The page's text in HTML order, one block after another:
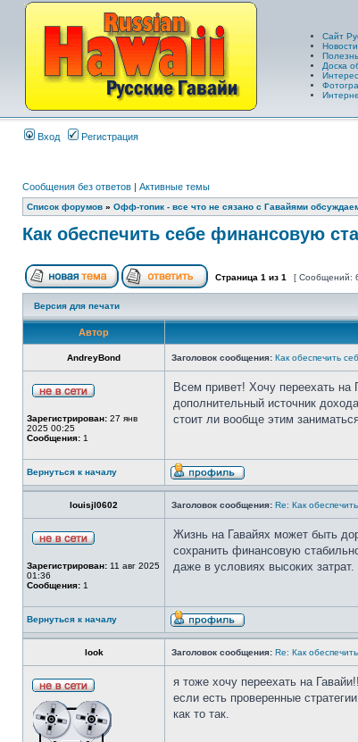
Сайт
Доска
Вход Регистрация
Сообщения без ответов | Активные темы
Список форумов » Офф-топик - все что не сязано с Гавайями
Как обеспечить себе финансовую
Страница 1 из 1 [ Сообщений:
Версия для печати
Автор
AndreyBond Заголовок сообщения: Как обеспечить
Зарегистрирован: 27 янв
2025 00:25
Сообщения: 1
Всем привет! Хочу переехать
дополнительный источник
стоит ли вообще этим
Вернуться к началу
louisjl0602 Заголовок сообщения: Re: Как
Зарегистрирован: 11 авг 2025
01:36
Сообщения: 1
Жизнь на Гавайях может быть
сохранить финансовую
даже в условиях высоких затрат.
Вернуться к началу
look Заголовок сообщения: Re: Как
я тоже хочу переехать на
если есть проверенные
как то так.